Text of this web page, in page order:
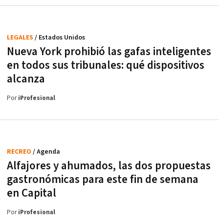
Nueva York prohibió las gafas inteligentes
en todos sus tribunales: qué dispositivos
alcanza
LEGALES / Estados Unidos
PoriProfesional
Alfajores y ahumados, las dos propuestas
gastronómicas para este fin de semana
en Capital
RECREO / Agenda
PoriProfesional